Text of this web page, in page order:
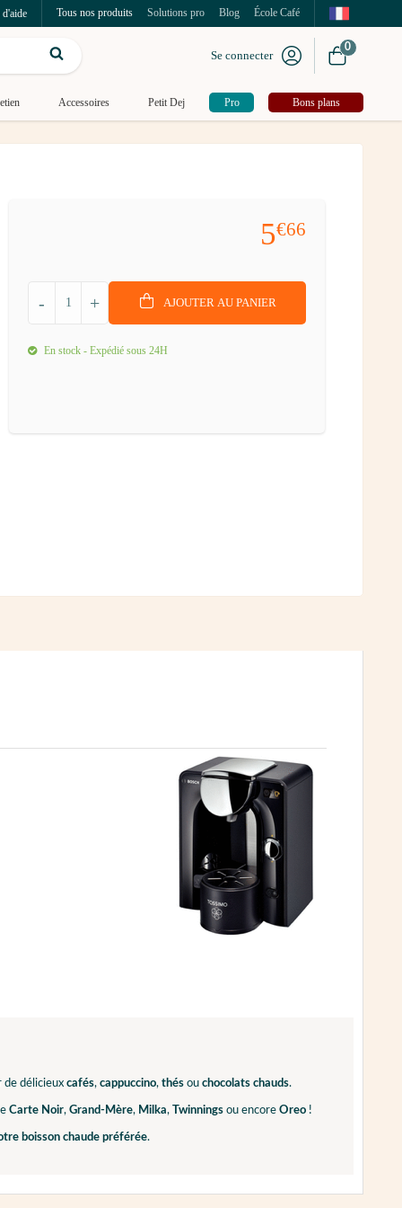
Tous nos produits Solutions pro Blog École Café
Se connecter
0
Accessoires Petit Dej Pro Bons plans
5€66
+
- AJOUTER AU PANIER
En stock - Expédié sous 24H
de délicieux cafés, cappuccino, thés ou chocolats chauds.
Carte Noir, Grand-Mère, Milka, Twinnings ou encore Oreo !
boisson chaude préférée.